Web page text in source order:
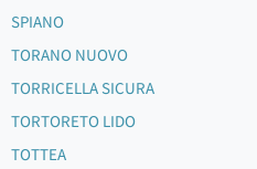
SPIANO
TORANO NUOVO
TORRICELLA SICURA
TORTORETO LIDO
TOTTEA